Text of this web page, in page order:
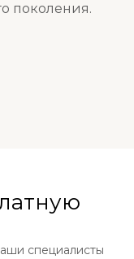
поколения.
специалисты